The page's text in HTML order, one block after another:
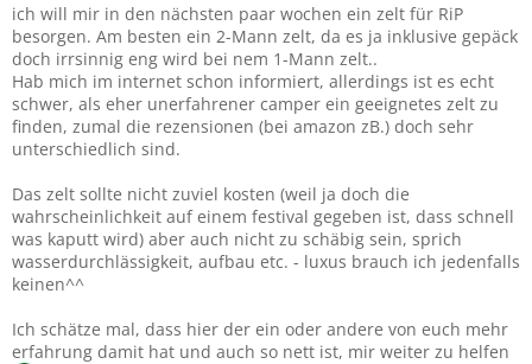
ich will mir in den nächsten paar wochen ein zelt für RiP
besorgen. Am besten ein 2-Mann zelt, da es ja inklusive gepäck
doch irrsinnig eng wird bei nem 1-Mann zelt..
Hab mich im internet schon informiert, allerdings ist es echt
schwer, als eher unerfahrener camper ein geeignetes zelt zu
finden, zumal die rezensionen (bei amazon zB.) doch sehr
unterschiedlich sind.
Das zelt sollte nicht zuviel kosten (weil ja doch die
wahrscheinlichkeit auf einem festival gegeben ist, dass schnell
was kaputt wird) aber auch nicht zu schäbig sein, sprich
wasserdurchlässigkeit, aufbau etc. - luxus brauch ich jedenfalls
keinen^^
Ich schätze mal, dass hier der ein oder andere von euch mehr
erfahrung damit hat und auch so nett ist, mir weiter zu helfen